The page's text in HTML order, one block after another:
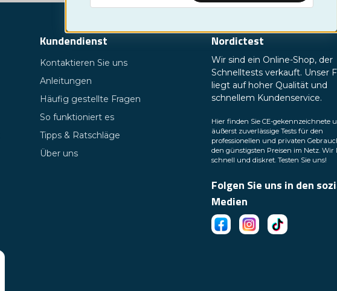
Kundendienst
Kontaktieren Sie uns
Anleitungen
Häufig gestellte Fragen
So funktioniert es
Tipps & Ratschläge
Über uns
Nordictest
Wir sind ein Online-Shop, der
Schnelltests verkauft. Unser
liegt auf hoher Qualität und
schnellem Kundenservice.
Hier finden Sie CE-gekennzeichnete
äußerst zuverlässige Tests für den
professionellen und privaten
den günstigsten Preisen im Netz. Wir
schnell und diskret. Testen Sie uns!
Folgen Sie uns in den
Medien